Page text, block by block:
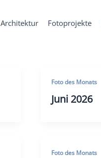
Architektur Fotoprojekte
Foto des Monats
Juni 2026
Foto des Monats